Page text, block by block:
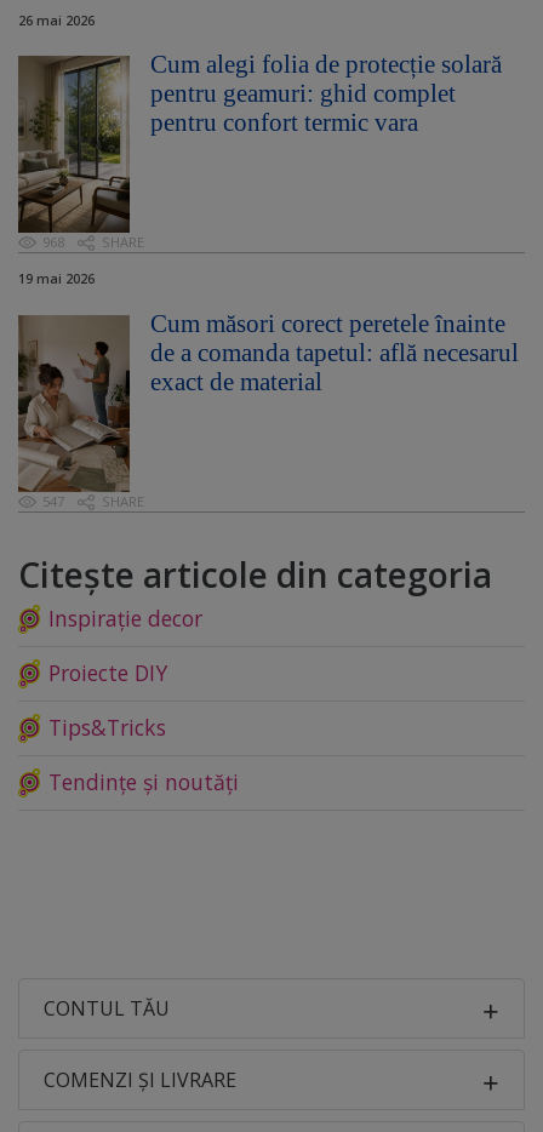
26 mai 2026
Cum alegi folia de protecție solară
pentru geamuri: ghid complet
pentru confort termic vara
968 SHARE
19 mai 2026
Cum măsori corect peretele înainte
de a comanda tapetul: află necesarul
exact de material
547 SHARE
Citește articole din categoria
Inspirație decor
Proiecte DIY
Tips&Tricks
Tendințe și noutăți
CONTUL TĂU
COMENZI ȘI LIVRARE